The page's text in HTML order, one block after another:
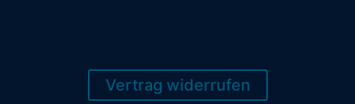
Vertrag widerrufen